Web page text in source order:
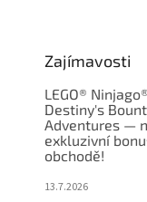
Zajímavosti
LEGO®
Destiny's
Adventures —
exkluzivní
obchodě!
13.7.2026